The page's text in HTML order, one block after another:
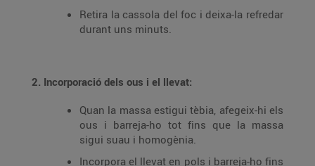
Retira la cassola del foc i deixa-la refredar
durant uns minuts.
2. Incorporació dels ous i el llevat:
Quan la massa estigui tèbia, afegeix-hi els
ous i barreja-ho tot fins que la massa
sigui suau i homogènia.
Incorpora el llevat en pols i barreja-ho fins